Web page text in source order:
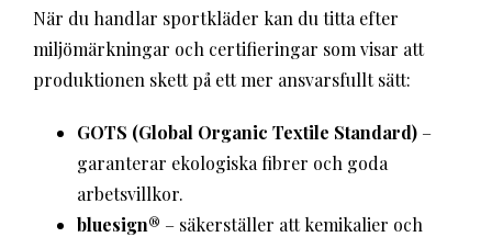
När du handlar sportkläder kan du titta efter
miljömärkningar och certifieringar som visar att
produktionen skett på ett mer ansvarsfullt sätt:
GOTS (Global Organic Textile Standard) –
garanterar ekologiska fibrer och goda
arbetsvillkor.
bluesign® – säkerställer att kemikalier och